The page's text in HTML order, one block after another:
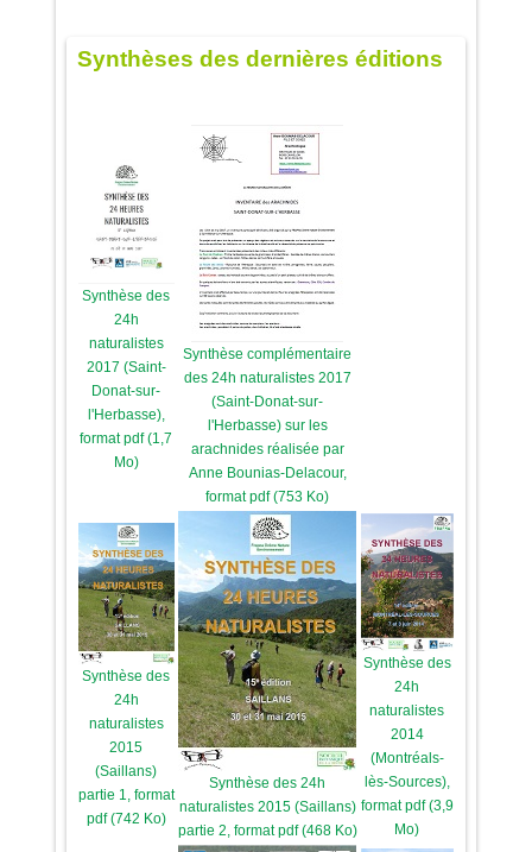
Synthèses des dernières éditions
Synthèse des
24h
naturalistes
2017 (Saint-
Donat-sur-
l'Herbasse),
format pdf (1,7
Mo)
Synthèse complémentaire
des 24h naturalistes 2017
(Saint-Donat-sur-
l'Herbasse) sur les
arachnides réalisée par
Anne Bounias-Delacour,
format pdf (753 Ko)
Synthèse des
24h
naturalistes
2015
(Saillans)
partie 1, format
pdf (742 Ko)
Synthèse des 24h
naturalistes 2015 (Saillans)
partie 2, format pdf (468 Ko)
Synthèse des
24h
naturalistes
2014
(Montréals-
lès-Sources),
format pdf (3,9
Mo)